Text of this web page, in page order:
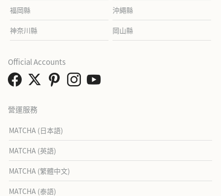
福岡縣 沖繩縣
神奈川縣 岡山縣
營運服務
MATCHA (日本語)
MATCHA (英語)
MATCHA (繁體中文)
MATCHA (泰語)
Official Accounts